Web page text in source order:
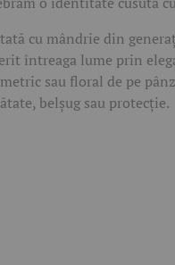
cu mândrie din
întreaga lume prin
sau floral de pe
belșug sau protecție.